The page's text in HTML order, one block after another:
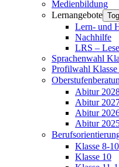
Medienbildung
Lernangebote
Lern- und
Nachhilfe
LRS –
Sprachenwahl
Profilwahl Klasse
Abitur
Abitur
Abitur
Abitur
Klasse 8-10
Klasse 10